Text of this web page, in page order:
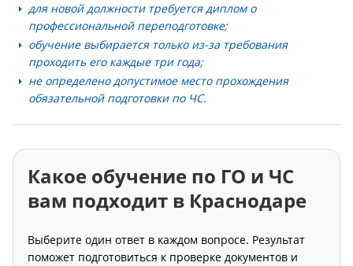
для новой должности требуется диплом о
профессиональной переподготовке;
обучение выбирается только из-за требования
проходить его каждые три года;
не определено допустимое место прохождения
обязательной подготовки по ЧС.
Какое обучение по ГО и ЧС
вам подходит в Краснодаре
Выберите один ответ в каждом вопросе. Результат
поможет подготовиться к проверке документов и